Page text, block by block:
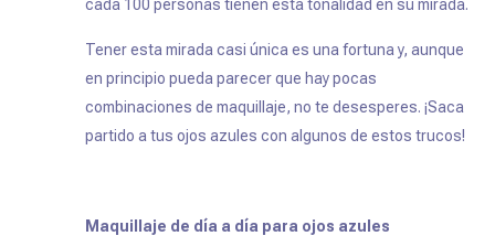
cada 100 personas tienen esta tonalidad en su mirada.
Tener esta mirada casi única es una fortuna y, aunque
en principio pueda parecer que hay pocas
combinaciones de maquillaje, no te desesperes. ¡Saca
partido a tus ojos azules con algunos de estos trucos!
Maquillaje de día a día para ojos azules